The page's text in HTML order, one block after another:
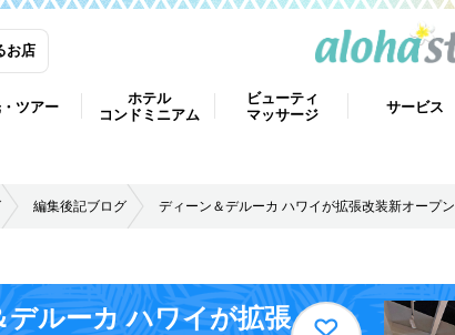
お店
ツアー
ホテル
コンドミニアム
ビューティ
マッサージ
サービス
編集後記ブログ ディーン＆デルーカ ハワイが拡張改装新オープン
デルーカ ハワイが拡張